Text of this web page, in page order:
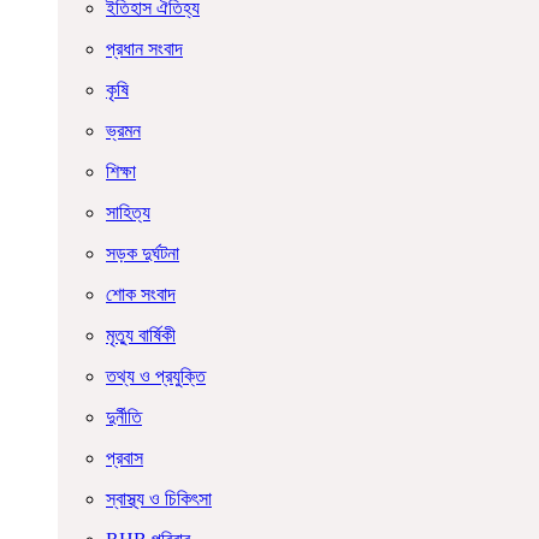
ইতিহাস ঐতিহ্য
প্রধান সংবাদ
কৃষি
ভ্রমন
শিক্ষা
সাহিত্য
সড়ক দুর্ঘটনা
শোক সংবাদ
মৃত্যু বার্ষিকী
তথ্য ও প্রযুক্তি
দুর্নীতি
প্রবাস
স্বাস্থ্য ও চিকিৎসা